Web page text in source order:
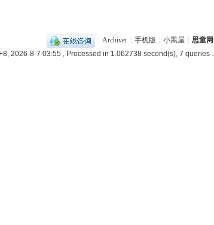
Archiver 手机版 小黑屋
思童网
2026-8-7 03:55 , Processed in 1.062738 second(s), 7 queries .